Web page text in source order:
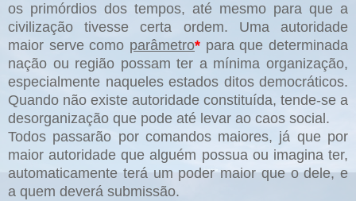
os primórdios dos tempos, até mesmo para que a
civilização tivesse certa ordem. Uma autoridade
maior serve como parâmetro* para que determinada
nação ou região possam ter a mínima organização,
especialmente naqueles estados ditos democráticos.
Quando não existe autoridade constituída, tende-se a
desorganização que pode até levar ao caos social.
Todos passarão por comandos maiores, já que por
maior autoridade que alguém possua ou imagina ter,
automaticamente terá um poder maior que o dele, e
a quem deverá submissão.